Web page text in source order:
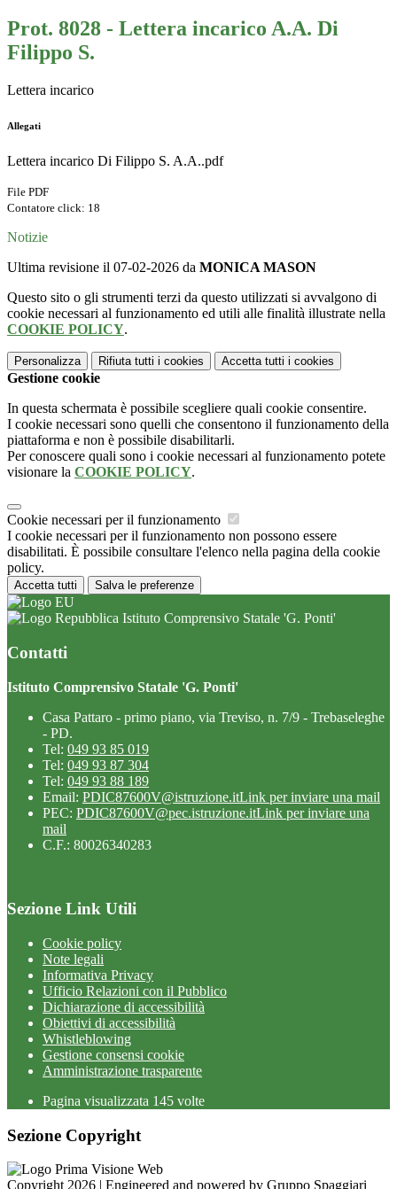
Prot. 8028 - Lettera incarico A.A. Di
Filippo S.
Lettera incarico
Allegati
Lettera incarico Di Filippo S. A.A..pdf
File PDF
Contatore click: 18
Notizie
Ultima revisione il 07-02-2026 da MONICA MASON
Questo sito o gli strumenti terzi da questo utilizzati si avvalgono di
cookie necessari al funzionamento ed utili alle finalità illustrate nella
COOKIE POLICY.
Personalizza Rifiuta tutti i cookies Accetta tutti i cookies
Gestione cookie
In questa schermata è possibile scegliere quali cookie consentire.
I cookie necessari sono quelli che consentono il funzionamento della
piattaforma e non è possibile disabilitarli.
Per conoscere quali sono i cookie necessari al funzionamento potete
visionare la COOKIE POLICY.
Cookie necessari per il funzionamento
I cookie necessari per il funzionamento non possono essere
disabilitati. È possibile consultare l'elenco nella pagina della cookie
policy.
Accetta tutti Salva le preferenze
Istituto Comprensivo Statale 'G. Ponti'
Contatti
Istituto Comprensivo Statale 'G. Ponti'
Casa Pattaro - primo piano, via Treviso, n. 7/9 - Trebaseleghe
- PD.
Tel: 049 93 85 019
Tel: 049 93 87 304
Tel: 049 93 88 189
Email: PDIC87600V@istruzione.itLink per inviare una mail
PEC: PDIC87600V@pec.istruzione.itLink per inviare una
mail
C.F.: 80026340283
Sezione Link Utili
Cookie policy
Note legali
Informativa Privacy
Ufficio Relazioni con il Pubblico
Dichiarazione di accessibilità
Obiettivi di accessibilità
Whistleblowing
Gestione consensi cookie
Amministrazione trasparente
Pagina visualizzata 145 volte
Sezione Copyright
Copyright 2026 | Engineered and powered by Gruppo Spaggiari